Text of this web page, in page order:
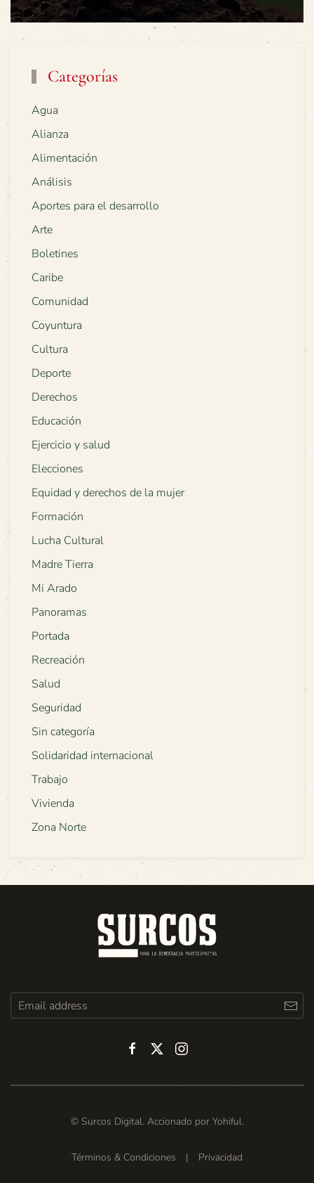
Categorías
Agua
Alianza
Alimentación
Análisis
Aportes para el desarrollo
Arte
Boletines
Caribe
Comunidad
Coyuntura
Cultura
Deporte
Derechos
Educación
Ejercicio y salud
Elecciones
Equidad y derechos de la mujer
Formación
Lucha Cultural
Madre Tierra
Mi Arado
Panoramas
Portada
Recreación
Salud
Seguridad
Sin categoría
Solidaridad internacional
Trabajo
Vivienda
Zona Norte
© Surcos Digital. Accionado por Yohiful.
Términos & Condiciones | Privacidad